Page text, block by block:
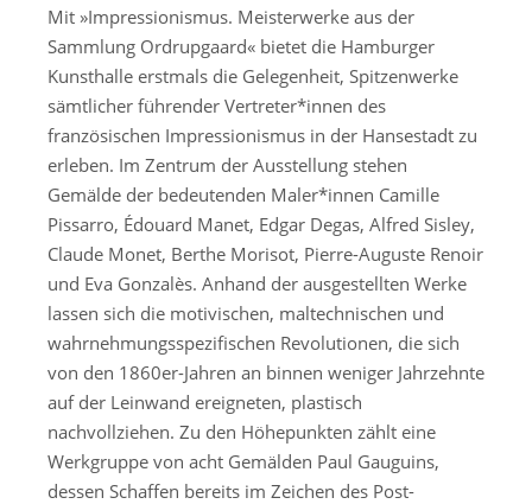
Mit »Impressionismus. Meisterwerke aus der
Sammlung Ordrupgaard« bietet die Hamburger
Kunsthalle erstmals die Gelegenheit, Spitzenwerke
sämtlicher führender Vertreter*innen des
französischen Impressionismus in der Hansestadt zu
erleben. Im Zentrum der Ausstellung stehen
Gemälde der bedeutenden Maler*innen Camille
Pissarro, Édouard Manet, Edgar Degas, Alfred Sisley,
Claude Monet, Berthe Morisot, Pierre-Auguste Renoir
und Eva Gonzalès. Anhand der ausgestellten Werke
lassen sich die motivischen, maltechnischen und
wahrnehmungsspezifischen Revolutionen, die sich
von den 1860er-Jahren an binnen weniger Jahrzehnte
auf der Leinwand ereigneten, plastisch
nachvollziehen. Zu den Höhepunkten zählt eine
Werkgruppe von acht Gemälden Paul Gauguins,
dessen Schaffen bereits im Zeichen des Post-